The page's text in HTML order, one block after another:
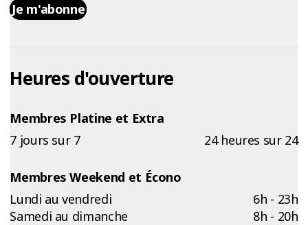
Je m'abonne
Heures d'ouverture
Membres Platine et Extra
7 jours sur 7
24 heures sur 24
Membres Weekend et Écono
Lundi au vendredi
6h - 23h
Samedi au dimanche
8h - 20h